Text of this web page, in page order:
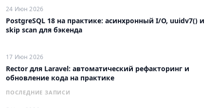
24 Июн 2026
PostgreSQL 18 на практике: асинхронный I/O, uuidv7() и
skip scan для бэкенда
17 Июн 2026
Rector для Laravel: автоматический рефакторинг и
обновление кода на практике
ПОСЛЕДНИЕ ЗАПИСИ